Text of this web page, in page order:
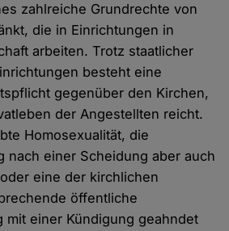
zahlreiche Grundrechte von
die in Einrichtungen in
arbeiten. Trotz staatlicher
besteht eine
gegenüber den Kirchen,
der Angestellten reicht.
Homosexualität, die
nach einer Scheidung aber auch
eine der kirchlichen
öffentliche
mit einer Kündigung geahndet